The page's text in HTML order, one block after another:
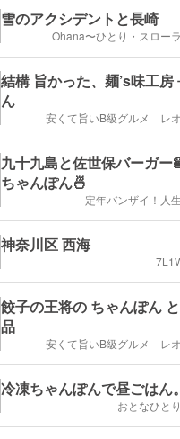
雪のアクシデントと長崎
Ohana〜ひとり・スロー
結構 旨かった、麺’s味工
ん
安くて旨いB級グルメ レ
九十九島と佐世保バーガー
ちゃんぽん🍜
定年バンザイ！人
神奈川区 西海
餃子の王将の ちゃんぽん
品
安くて旨いB級グルメ レ
冷凍ちゃんぽんで昼ごはん。
おとなひと